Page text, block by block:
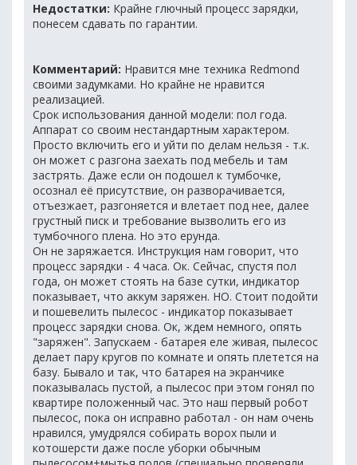
Недостатки: Крайне глючный процесс зарядки,
понесем сдавать по гарантии.
Комментарий: Нравится мне техника Redmond
своими задумками. Но крайне не нравится
реализацией.
Срок использования данной модели: пол года.
Аппарат со своим нестандартным характером.
Просто включить его и уйти по делам нельзя - т.к.
он может с разгона заехать под мебель и там
застрять. Даже если он подошел к тумбочке,
осознал её присутствие, он разворачивается,
отъезжает, разгоняется и влетает под нее, далее
грустный писк и требование вызволить его из
тумбочного плена. Но это ерунда.
Он не заряжается. Инструкция нам говорит, что
процесс зарядки - 4 часа. Ок. Сейчас, спустя пол
года, он может стоять на базе сутки, индикатор
показывает, что аккум заряжен. НО. Стоит подойти
и пошевелить пылесос - индикатор показывает
процесс зарядки снова. Ок, ждем немного, опять
"заряжен". Запускаем - батарея еле живая, пылесос
делает пару кругов по комнате и опять плетется на
базу. Бывало и так, что батарея на экранчике
показывалась пустой, а пылесос при этом гонял по
квартире положенный час. Это наш первый робот
пылесос, пока он исправно работал - он нам очень
нравился, умудрялся собирать ворох пыли и
котошерсти даже после уборки обычным